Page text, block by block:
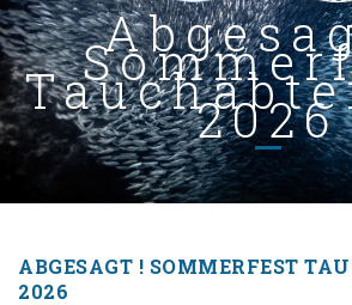
2026
ABGESAGT ! SOMMERFEST
2026